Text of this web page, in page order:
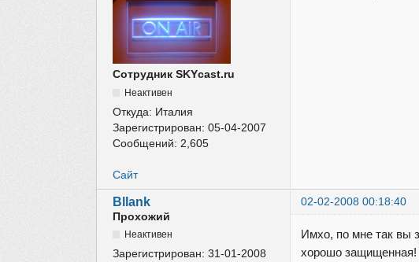
Сотрудник SKYcast.ru
Неактивен
Откуда: Италия
Зарегистрирован:05-04-2007
Сообщений: 2,605
Сайт
Bllank
02-02-2008 00:18:40
Прохожий
Неактивен
Зарегистрирован:31-01-2008
Имхо, по мне так вы
хорошо защищенная!